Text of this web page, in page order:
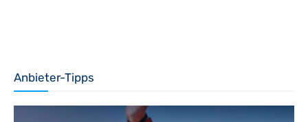
Anbieter-Tipps